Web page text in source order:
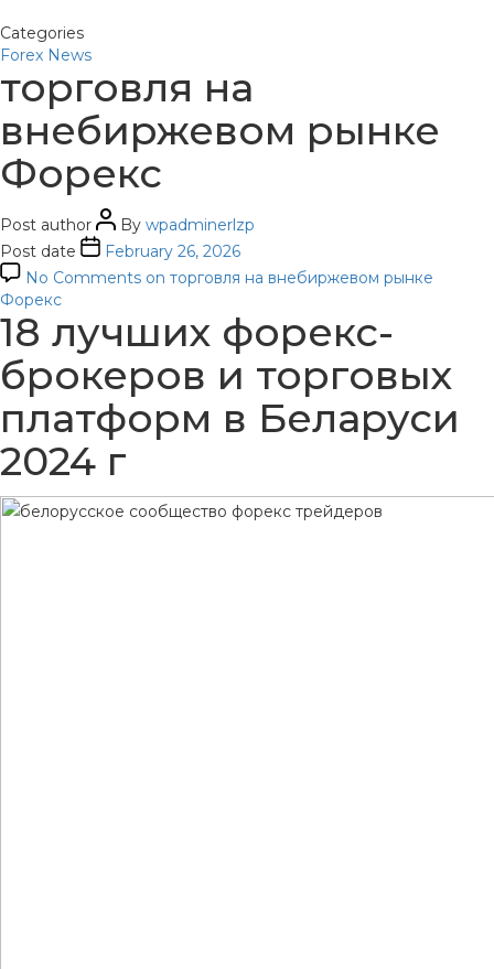
Categories
Forex News
торговля на
внебиржевом рынке
Форекс
Post author By wpadminerlzp
Post date
February 26, 2026
No Comments on торговля на внебиржевом рынке
Форекс
18 лучших форекс-
брокеров и торговых
платформ в Беларуси
2024 г